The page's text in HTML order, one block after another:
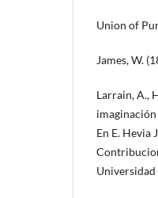
Union of
James, W.
Larrain, A.,
En E. Hevia